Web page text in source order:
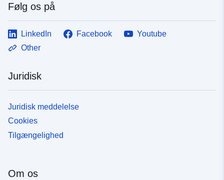
Følg os på
LinkedIn Facebook
Youtube
Other
Juridisk
Juridisk meddelelse
Cookies
Tilgængelighed
Om os